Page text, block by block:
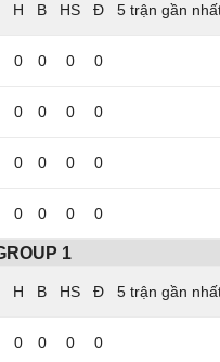
5 trận gần
0 0 0 0
0 0 0 0
0 0 0 0
0 0 0 0
1
5 trận gần
0 0 0 0